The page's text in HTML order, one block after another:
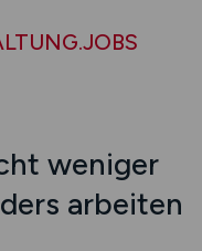
weniger
arbeiten